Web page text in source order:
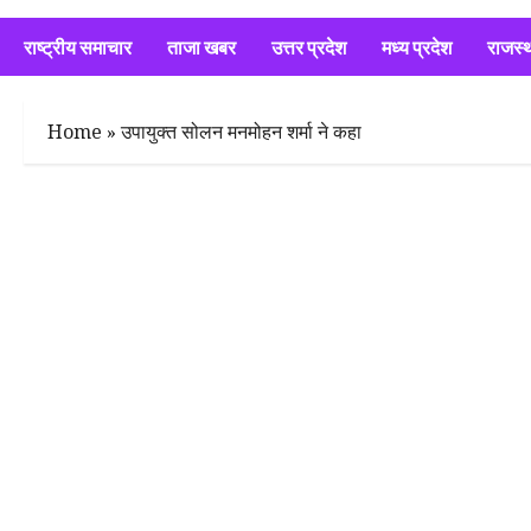
राष्ट्रीय समाचार ताजा खबर उत्तर प्रदेश मध्य प्रदेश
Home »उपायुक्त सोलन मनमोहन शर्मा ने कहा